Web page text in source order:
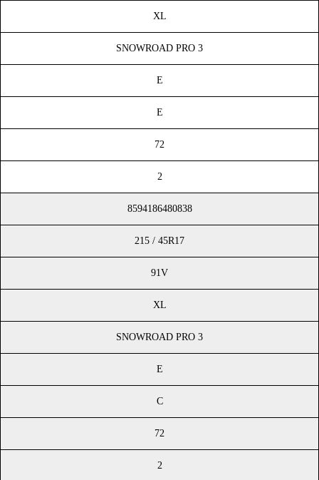
XL
SNOWROAD PRO 3
E
E
72
2
8594186480838
215 / 45R17
91V
XL
SNOWROAD PRO 3
E
C
72
2